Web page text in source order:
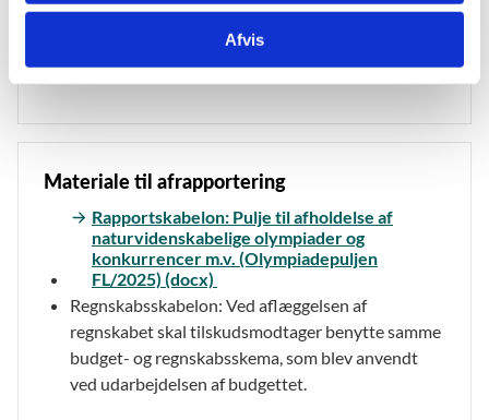
Afvis
Budget- og regnskabsskema: Pulje til
og konkurrencer m.v. (Olympiadepuljen/FL
2025) (skabelon) (xlsx)
Materiale til afrapportering
Rapportskabelon: Pulje til afholdelse af
naturvidenskabelige olympiader og
konkurrencer m.v. (Olympiadepuljen
FL/2025) (docx)
Regnskabsskabelon: Ved aflæggelsen af
regnskabet skal tilskudsmodtager benytte samme
budget- og regnskabsskema, som blev anvendt
ved udarbejdelsen af budgettet.